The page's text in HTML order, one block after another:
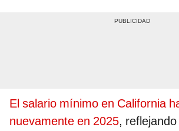
El salario mínimo en California
nuevamente en 2025,